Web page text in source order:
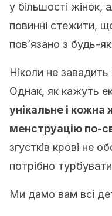
у більшості жінок,
повинні стежити,
пов’язано з будь-
Ніколи не завадить
Однак, як кажуть
унікальне і кожна
менструацію по-
згустків крові не
потрібно
Ми дамо вам всі